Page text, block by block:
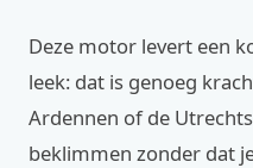
Deze motor levert een
leek: dat is genoeg
Ardennen of de
beklimmen zonder dat